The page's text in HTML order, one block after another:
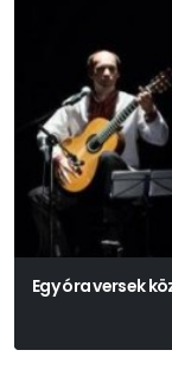
Egy óra versek